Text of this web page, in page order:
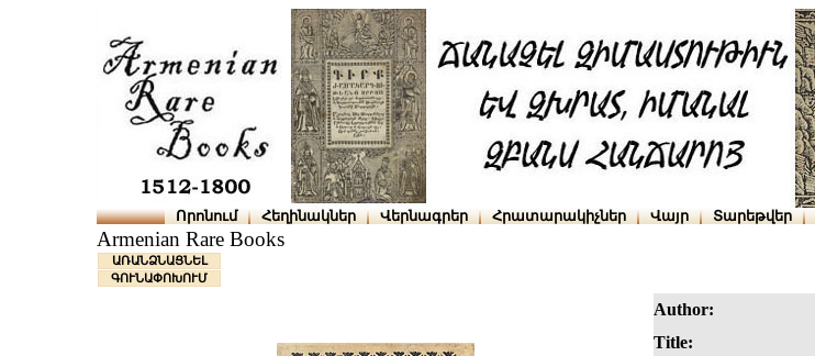
Որոնում Հեղինակներ Վերնագրեր Հրատարակիչներ Վայր Տարեթվեր
Armenian Rare Books
ԱՌԱՆՁՆԱՑՆԵԼ
ԳՈՒՆԱՓՈԽՈՒՄ
Author:
Title: